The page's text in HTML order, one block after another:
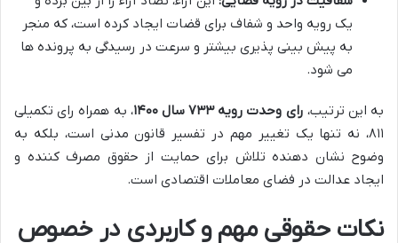
یک رویه واحد و شفاف برای قضات ایجاد کرده است، که منجر
به پیش بینی پذیری بیشتر و سرعت در رسیدگی به پرونده ها
می شود.
به این ترتیب، رای وحدت رویه ۷۳۳ سال ۱۴۰۰
، به همراه رای تکمیلی
۸۱۱، نه تنها یک تغییر مهم در تفسیر قانون مدنی است، بلکه به
وضوح نشان دهنده تلاش برای حمایت از حقوق مصرف کننده و
ایجاد عدالت در فضای معاملات اقتصادی است.
نکات حقوقی مهم و کاربردی در خصوص